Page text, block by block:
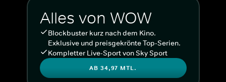
Alles von WOW
Blockbuster kurz nach dem Kino.
Exklusive und preisgekrönte Top-Serien.
Kompletter Live-Sport von Sky Sport
AB 34,97 MTL.